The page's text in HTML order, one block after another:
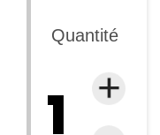
Quantité